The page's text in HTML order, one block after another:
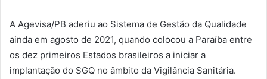
A Agevisa/PB aderiu ao Sistema de Gestão da Qualidade
ainda em agosto de 2021, quando colocou a Paraíba entre
os dez primeiros Estados brasileiros a iniciar a
implantação do SGQ no âmbito da Vigilância Sanitária.